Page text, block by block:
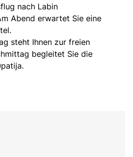
nach Labin
Abend erwartet Sie eine
steht Ihnen zur freien
begleitet Sie die